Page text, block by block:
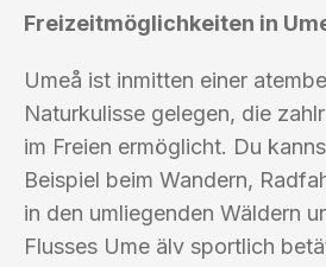
Freizeitmöglichkeiten in
Umeå ist inmitten einer
Naturkulisse gelegen, die
im Freien ermöglicht. Du
Beispiel beim Wandern,
in den umliegenden Wäldern
Flusses Ume älv sportlich